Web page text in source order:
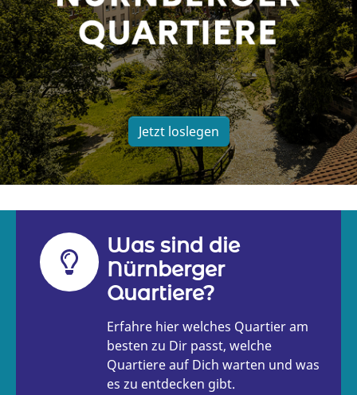
Jetzt loslegen
Was sind die
Nürnberger
Quartiere?
Erfahre hier welches Quartier am
besten zu Dir passt, welche
Quartiere auf Dich warten und was
es zu entdecken gibt.